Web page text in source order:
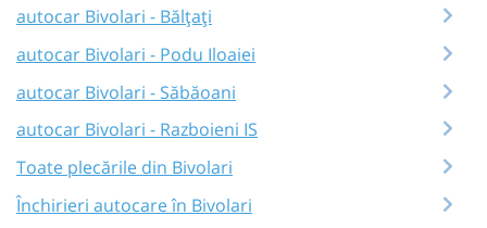
autocar Bivolari - Bălțați
autocar Bivolari - Podu Iloaiei
autocar Bivolari - Săbăoani
autocar Bivolari - Razboieni IS
Toate plecările din Bivolari
Închirieri autocare în Bivolari